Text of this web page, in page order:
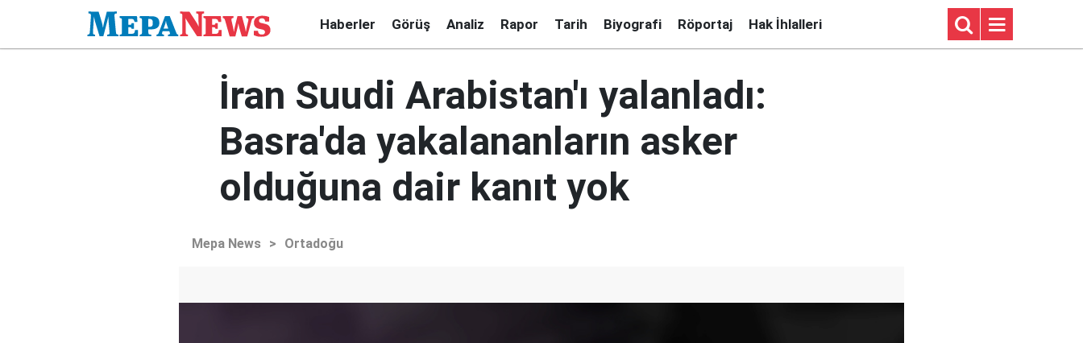
Haberler Görüş Analiz Rapor Tarih Biyografi Röportaj Hak İhlalleri
İran Suudi Arabistan'ı yalanladı:
Basra'da yakalananların asker
olduğuna dair kanıt yok
Mepa News > Ortadoğu